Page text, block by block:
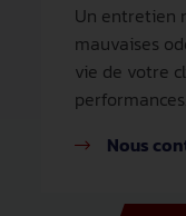
Un entretien
mauvaises
vie de votre
performances.
Nous